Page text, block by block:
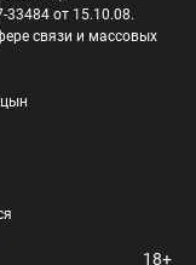
от 15.10.08.
связи и массовых
18+